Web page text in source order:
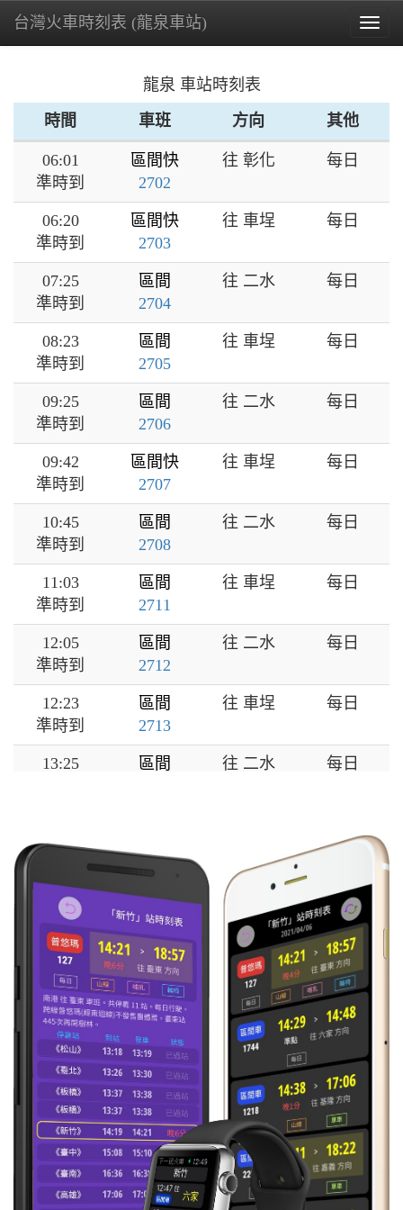
台灣火車時刻表 (龍泉車站)
龍泉 車站時刻表
時間
車班 方向 其他
06:01
準時到
區間快
2702
往 彰化 每日
06:20
準時到
區間快
2703
往 車埕 每日
07:25
準時到
區間
2704
往 二水 每日
08:23
準時到
區間
2705
往 車埕 每日
09:25
準時到
區間
2706
往 二水 每日
09:42
準時到
區間快
2707
往 車埕 每日
10:45
準時到
區間
2708
往 二水 每日
11:03
準時到
區間
2711
往 車埕 每日
12:05
準時到
區間
2712
往 二水 每日
12:23
準時到
區間
2713
往 車埕 每日
13:25
區間
往 二水 每日
準時到
14:45
準時到
往 二水 每日
15:03
準時到
區間
2717
往 車埕 每日
16:10
準時到
區間
2718
往 二水 每日
16:28
準時到
區間
2721
每日
17:35
準時到
區間
2722
往 二水 每日
17:52
區間
往 車埕 每日